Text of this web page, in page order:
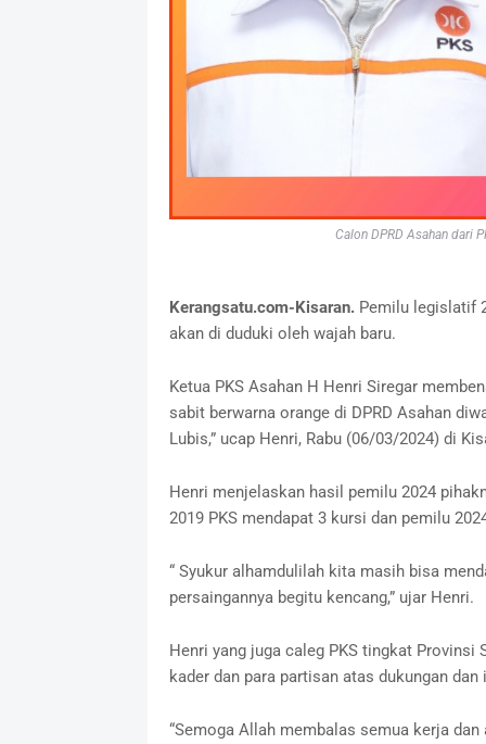
Calon DPRD Asahan dari
Kerangsatu.com-Kisaran. Pemilu legislatif
akan di duduki oleh wajah baru.
Ketua PKS Asahan H Henri Siregar
sabit berwarna orange di DPRD Asahan
Lubis,” ucap Henri, Rabu (06/03/2024) di
Henri menjelaskan hasil pemilu 2024
2019 PKS mendapat 3 kursi dan pemilu
“ Syukur alhamdulilah kita masih bisa
persaingannya begitu kencang,” ujar Henri.
Henri yang juga caleg PKS tingkat
kader dan para partisan atas dukungan
“Semoga Allah membalas semua kerja